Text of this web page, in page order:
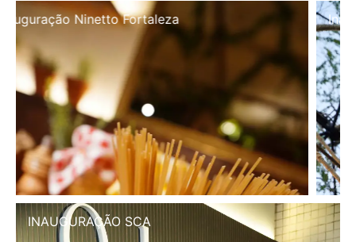
Inauguração Illa Café
INAUGURAÇÃO SCA